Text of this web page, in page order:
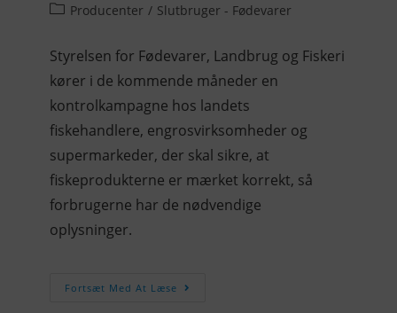
Producenter / Slutbruger - Fødevarer
Styrelsen for Fødevarer, Landbrug og Fiskeri
kører i de kommende måneder en
kontrolkampagne hos landets
fiskehandlere, engrosvirksomheder og
supermarkeder, der skal sikre, at
fiskeprodukterne er mærket korrekt, så
forbrugerne har de nødvendige
oplysninger.
Fortsæt Med At Læse